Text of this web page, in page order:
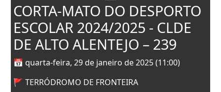
CORTA-MATO DO DESPORTO
ESCOLAR 2024/2025 - CLDE
DE ALTO ALENTEJO – 239
📅 quarta-feira, 29 de janeiro de 2025 (11:00)
🚩 TERRÓDROMO DE FRONTEIRA